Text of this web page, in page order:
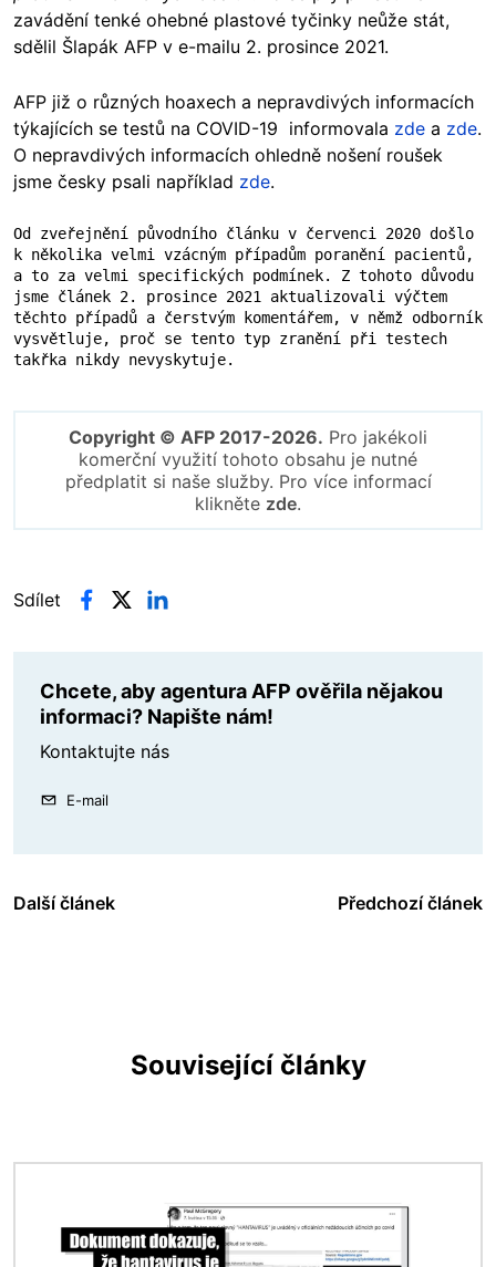
zavádění tenké ohebné plastové tyčinky neůže stát,
sdělil Šlapák AFP v e-mailu 2. prosince 2021.
AFP již o různých hoaxech a nepravdivých informacích
týkajících se testů na COVID-19 informovala zde a zde.
O nepravdivých informacích ohledně nošení roušek
jsme česky psali například zde.
Od zveřejnění původního článku v červenci 2020 došlo
k několika velmi vzácným případům poranění pacientů,
a to za velmi specifických podmínek. Z tohoto důvodu
jsme článek 2. prosince 2021 aktualizovali výčtem
těchto případů a čerstvým komentářem, v němž odborník
vysvětluje, proč se tento typ zranění při testech
takřka nikdy nevyskytuje.
Copyright © AFP 2017-2026. Pro jakékoli
komerční využití tohoto obsahu je nutné
předplatit si naše služby. Pro více informací
klikněte zde.
Sdílet
Chcete, aby agentura AFP ověřila nějakou
informaci? Napište nám!
Kontaktujte nás
E-mail
Další článek Předchozí článek
Související články